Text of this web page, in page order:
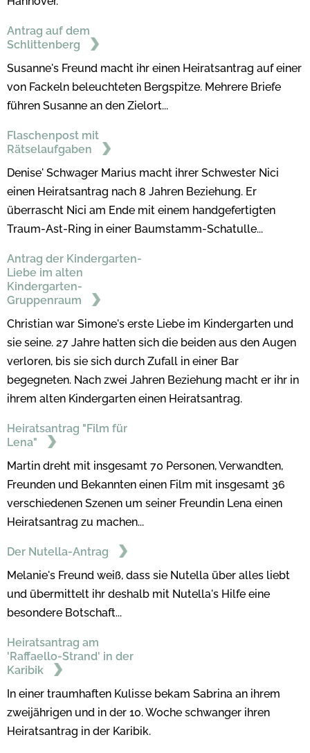
Antrag auf dem
Schlittenberg
Susanne's Freund macht ihr einen Heiratsantrag auf einer
von Fackeln beleuchteten Bergspitze. Mehrere Briefe
führen Susanne an den Zielort...
Flaschenpost mit
Rätselaufgaben
Denise' Schwager Marius macht ihrer Schwester Nici
einen Heiratsantrag nach 8 Jahren Beziehung. Er
überrascht Nici am Ende mit einem handgefertigten
Traum-Ast-Ring in einer Baumstamm-Schatulle...
Antrag der Kindergarten-
Liebe im alten
Kindergarten-
Gruppenraum
Christian war Simone's erste Liebe im Kindergarten und
sie seine. 27 Jahre hatten sich die beiden aus den Augen
verloren, bis sie sich durch Zufall in einer Bar
begegneten. Nach zwei Jahren Beziehung macht er ihr in
ihrem alten Kindergarten einen Heiratsantrag.
Heiratsantrag "Film für
Lena"
Martin dreht mit insgesamt 70 Personen, Verwandten,
Freunden und Bekannten einen Film mit insgesamt 36
verschiedenen Szenen um seiner Freundin Lena einen
Heiratsantrag zu machen...
Der Nutella-Antrag
Melanie's Freund weiß, dass sie Nutella über alles liebt
und übermittelt ihr deshalb mit Nutella's Hilfe eine
besondere Botschaft...
Heiratsantrag am
'Raffaello-Strand' in der
Karibik
In einer traumhaften Kulisse bekam Sabrina an ihrem
zweijährigen und in der 10. Woche schwanger ihren
Heiratsantrag in der Karibik.